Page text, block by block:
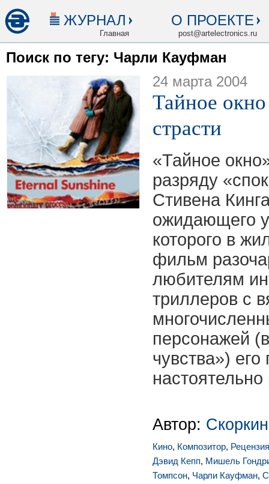
ЖУРНАЛ
Главная
О ПРОЕКТЕ
post@artelectronics.ru
Поиск по тегу: Чарли Кауфман
24 марта 2004
Тайное
страсти
«Тайное
разряду
Стивена
ожидающего
которого в
фильм
любителям
триллеров с
персонажей
чувства»)
Автор:
Кино, Композитор, Рецензия
Дэвид Кепп, Мишель
Томпсон, Чарли Кауфман,